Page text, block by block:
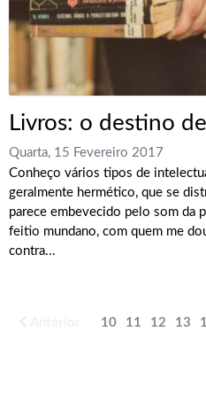
Livros: o destino
Quarta, 15 Fevereiro 2017
Conheço vários tipos de
geralmente hermético, que se
parece embevecido pelo som da
feitio mundano, com quem me
contra...
10 11 12 13